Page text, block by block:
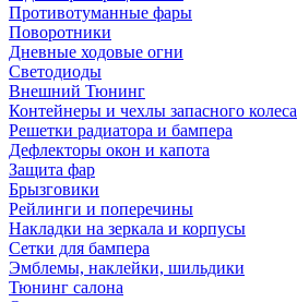
Противотуманные фары
Поворотники
Дневные ходовые огни
Светодиоды
Внешний Тюнинг
Контейнеры и чехлы запасного колеса
Решетки радиатора и бампера
Дефлекторы окон и капота
Защита фар
Брызговики
Рейлинги и поперечины
Накладки на зеркала и корпусы
Сетки для бампера
Эмблемы, наклейки, шильдики
Тюнинг салона